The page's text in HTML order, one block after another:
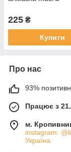
225 ₴
Купити
Про нас
93%
Працює з
м.
instagram:
Україна